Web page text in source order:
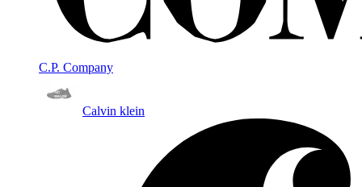
C.P. Company
Calvin klein